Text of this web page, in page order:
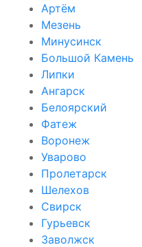
Артём
Мезень
Минусинск
Большой Камень
Липки
Ангарск
Белоярский
Фатеж
Воронеж
Уварово
Пролетарск
Шелехов
Свирск
Гурьевск
Заволжск